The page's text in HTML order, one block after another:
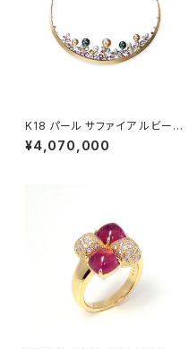
K18 パール サファイア ルビー
ダイヤモンド ネックレス
¥4,070,000